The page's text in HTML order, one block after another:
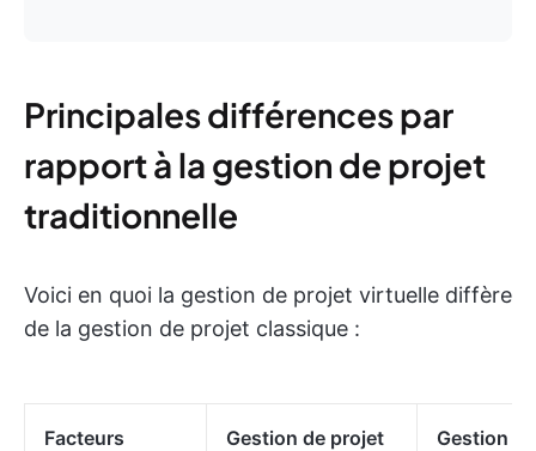
Principales différences par
rapport à la gestion de projet
traditionnelle
Voici en quoi la gestion de projet virtuelle diffère
de la gestion de projet classique :
Facteurs
Gestion de projet
Gestion de